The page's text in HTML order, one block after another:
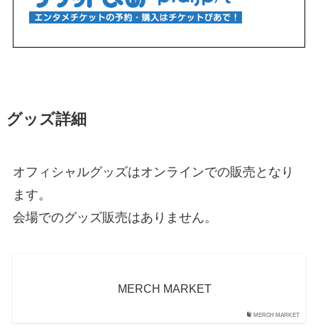
グッズ詳細
オフィシャルグッズはオンラインでの販売となり
ます。
会場でのグッズ販売はありません。
MERCH MARKET
MERCH MARKET